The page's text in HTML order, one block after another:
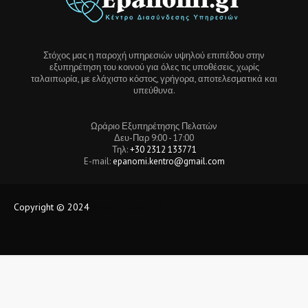
Στόχος μας η παροχή υπηρεσιών υψηλού επιπέδου στην
εξυπηρέτηση του κοινού για όλες τις υποθέσεις, χωρίς
ταλαιπωρία, με ελάχιστο κόστος, γρήγορα, αποτελεσματικά και
υπεύθυνα.
Ωράριο Εξυπηρέτησης Πελατών
Δευ-Παρ 9:00 - 17:00
Τηλ:+30 2312 133771
E-mail: epanomi.kentro@gmail.com
Copyright © 2024